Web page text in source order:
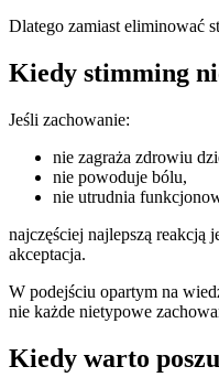
Dlatego zamiast eliminować
Kiedy stimming
Jeśli zachowanie:
nie zagraża zdrowiu
nie powoduje bólu,
nie utrudnia
najczęściej najlepszą
akceptacja.
W podejściu opartym na
nie każde nietypowe
Kiedy warto